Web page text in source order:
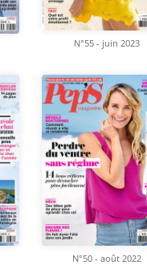
N°55 - juin 2023
N°50 - août 2022